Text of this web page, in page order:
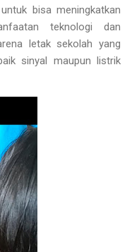
bisa meningkatkan
teknologi dan
letak sekolah yang
sinyal maupun listrik